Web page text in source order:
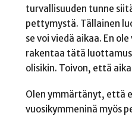
turvallisuuden tunne
pettymystä. Tällainen
se voi viedä aikaa. En
rakentaa tätä
olisikin. Toivon, että
Olen ymmärtänyt, että
vuosikymmeninä myös